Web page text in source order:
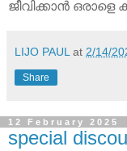
ജീവിക്കാൻ ഒരാളെ
LIJO PAUL at 2/14/
Share
12 February 2025
special